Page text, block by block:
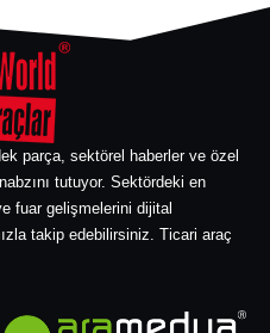
parça, sektörel haberler ve özel
tutuyor. Sektördeki en
fuar gelişmelerini dijital
takip edebilirsiniz. Ticari araç